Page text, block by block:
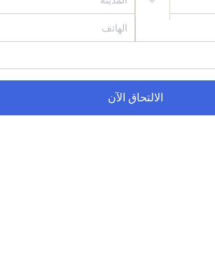
الالتحاق الآن